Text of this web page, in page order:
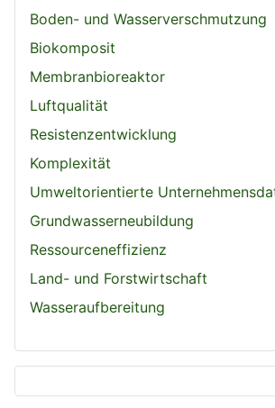
Boden- und Wasserverschmutzung
Biokomposit
Membranbioreaktor
Luftqualität
Resistenzentwicklung
Komplexität
Umweltorientierte
Grundwasserneubildung
Ressourceneffizienz
Land- und Forstwirtschaft
Wasseraufbereitung